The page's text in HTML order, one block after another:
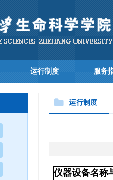
运行制度 服务
运行制度
仪器设备名称